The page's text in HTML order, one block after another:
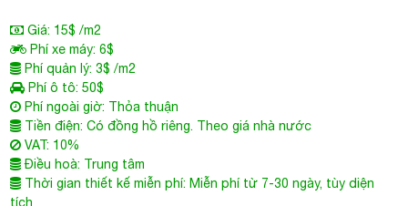
Giá: 15$ /m2
Phí xe máy: 6$
Phí quản lý: 3$ /m2
Phí ô tô: 50$
Phí ngoài giờ: Thỏa thuận
Tiền điện: Có đồng hồ riêng. Theo giá nhà nước
VAT: 10%
Điều hoà: Trung tâm
Thời gian thiết kế miễn phí: Miễn phí từ 7-30 ngày, tùy diện
tích